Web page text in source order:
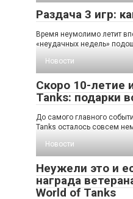
Раздача 3 игр:
Время неумолимо летит
«неудачных недель»
Новости
Скоро 10-летие
Tanks: подарки
До самого главного
Tanks осталось совсем
Новости
Неужели это и
награда
World of Tanks